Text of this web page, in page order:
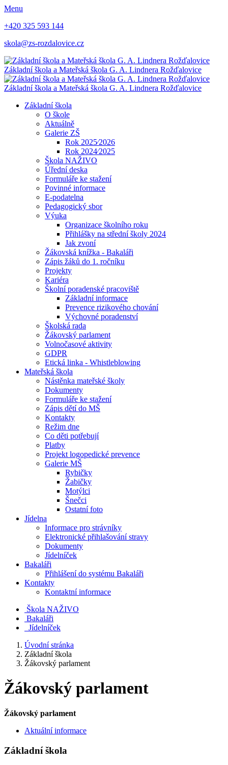
Menu
+420 325 593 144
skola@zs-rozdalovice.cz
Základní škola a Mateřská škola G. A. Lindnera Rožďalovice
Základní škola a Mateřská škola G. A. Lindnera Rožďalovice
Základní škola
O škole
Aktuálně
Galerie ZŠ
Rok 2025⁄2026
Rok 2024⁄2025
Škola NAŽIVO
Úřední deska
Formuláře ke stažení
Povinné informace
E-podatelna
Pedagogický sbor
Výuka
Organizace školního roku
Přihlášky na střední školy 2024
Jak zvoní
Žákovská knížka - Bakaláři
Zápis žáků do 1. ročníku
Projekty
Kariéra
Školní poradenské pracoviště
Základní informace
Prevence rizikového chování
Výchovné poradenství
Školská rada
Žákovský parlament
Volnočasové aktivity
GDPR
Etická linka - Whistleblowing
Mateřská škola
Nástěnka mateřské školy
Dokumenty
Formuláře ke stažení
Zápis dětí do MŠ
Kontakty
Režim dne
Co děti potřebují
Platby
Projekt logopedické prevence
Galerie MŠ
Rybičky
Žabičky
Motýlci
Šnečci
Ostatní foto
Jídelna
Informace pro strávníky
Elektronické přihlašování stravy
Dokumenty
Jídelníček
Bakaláři
Přihlášení do systému Bakaláři
Kontakty
Kontaktní informace
Škola NAŽIVO
Bakaláři
Jídelníček
Úvodní stránka
Základní škola
Žákovský parlament
Žákovský parlament
Žákovský parlament
Aktuální informace
Základní škola